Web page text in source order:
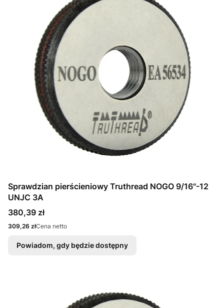
Sprawdzian pierścieniowy Truthread NOGO 9/16"-12
UNJC 3A
Cena
380,39 zł
Cena
309,26 złCena netto
Powiadom, gdy będzie dostępny